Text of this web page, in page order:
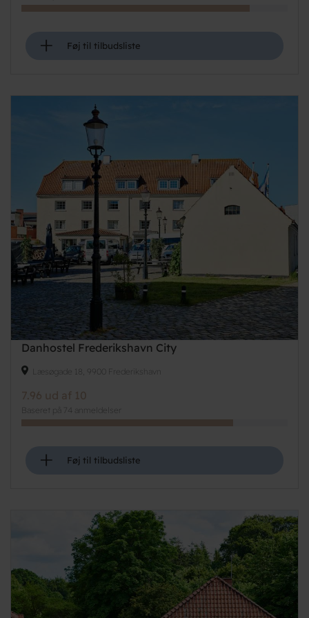
+ Føj til tilbudsliste
Danhostel Frederikshavn City
Læsøgade 18, 9900 Frederikshavn
7.96 ud af 10
Baseret på 74 anmeldelser
+ Føj til tilbudsliste